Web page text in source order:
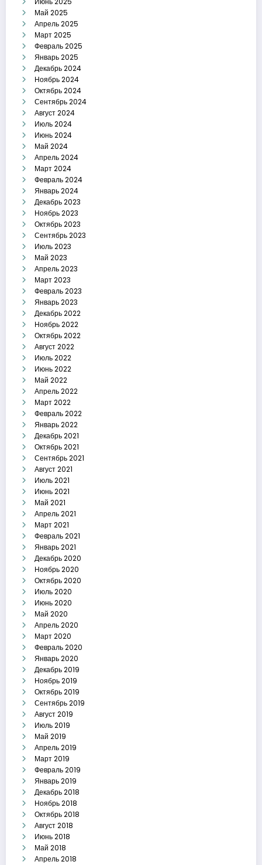
Май 2025
Апрель 2025
Март 2025
Февраль 2025
Январь 2025
Декабрь 2024
Ноябрь 2024
Октябрь 2024
Сентябрь 2024
Август 2024
Июль 2024
Июнь 2024
Май 2024
Апрель 2024
Март 2024
Февраль 2024
Январь 2024
Декабрь 2023
Ноябрь 2023
Октябрь 2023
Сентябрь 2023
Июль 2023
Май 2023
Апрель 2023
Март 2023
Февраль 2023
Январь 2023
Декабрь 2022
Ноябрь 2022
Октябрь 2022
Август 2022
Июль 2022
Июнь 2022
Май 2022
Апрель 2022
Март 2022
Февраль 2022
Январь 2022
Декабрь 2021
Октябрь 2021
Сентябрь 2021
Август 2021
Июль 2021
Июнь 2021
Май 2021
Апрель 2021
Март 2021
Февраль 2021
Январь 2021
Декабрь 2020
Ноябрь 2020
Октябрь 2020
Июль 2020
Июнь 2020
Май 2020
Апрель 2020
Март 2020
Февраль 2020
Январь 2020
Декабрь 2019
Ноябрь 2019
Октябрь 2019
Сентябрь 2019
Август 2019
Июль 2019
Май 2019
Апрель 2019
Март 2019
Февраль 2019
Январь 2019
Декабрь 2018
Ноябрь 2018
Октябрь 2018
Август 2018
Июнь 2018
Май 2018
Апрель 2018